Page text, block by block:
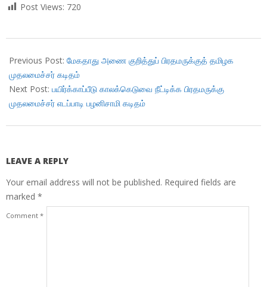
Post Views: 720
11-
28
Previous Post: மேகதாது அணை குறித்துப் பிரதமருக்குத் தமிழக
முதலமைச்சர் கடிதம்
Next Post: பயிர்க்காப்பீடு காலக்கெடுவை நீட்டிக்க பிரதமருக்கு
முதலமைச்சர் எடப்பாடி பழனிசாமி கடிதம்
LEAVE A REPLY
Your email address will not be published. Required fields are
marked *
Comment *